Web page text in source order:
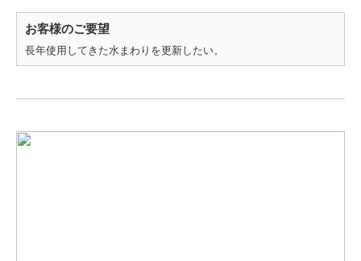
お客様のご要望
長年使用してきた水まわりを更新したい。